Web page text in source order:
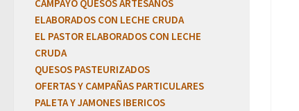
CAMPAYO QUESOS ARTESANOS
ELABORADOS CON LECHE CRUDA
EL PASTOR ELABORADOS CON LECHE
CRUDA
QUESOS PASTEURIZADOS
OFERTAS Y CAMPAÑAS PARTICULARES
PALETA Y JAMONES IBERICOS